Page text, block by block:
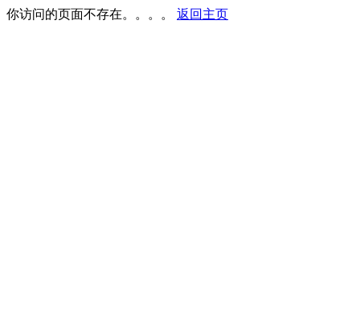
你访问的页面不存在。。。。 返回主页